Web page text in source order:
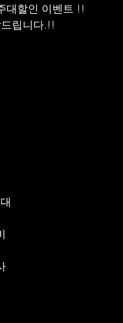
대할인 이벤트 !!
립니다.!!